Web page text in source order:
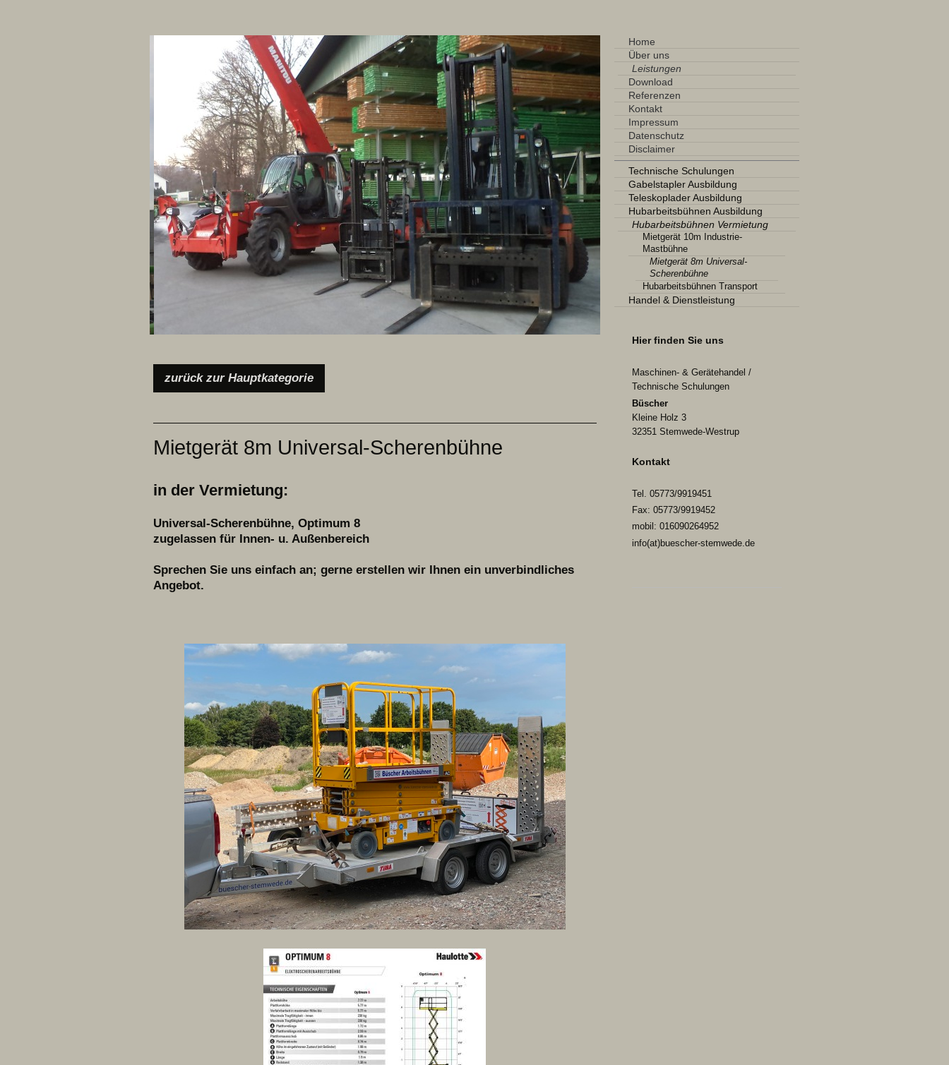
zurück zur Hauptkategorie
Mietgerät 8m Universal-Scherenbühne
in der Vermietung:
Universal-Scherenbühne, Optimum 8
zugelassen für Innen- u. Außenbereich
Sprechen Sie uns einfach an; gerne erstellen wir Ihnen ein unverbindliches
Angebot.
Home
Über uns
Leistungen
Download
Referenzen
Kontakt
Impressum
Datenschutz
Disclaimer
Technische Schulungen
Gabelstapler Ausbildung
Teleskoplader Ausbildung
Hubarbeitsbühnen Ausbildung
Hubarbeitsbühnen Vermietung
Mietgerät 10m Industrie-
Mastbühne
Mietgerät 8m Universal-
Scherenbühne
Hubarbeitsbühnen Transport
Handel & Dienstleistung
Hier finden Sie uns
Maschinen- & Gerätehandel /
Technische Schulungen
Büscher
Kleine Holz 3
32351 Stemwede-Westrup
Kontakt
Tel. 05773/9919451
Fax: 05773/9919452
mobil: 016090264952
info(at)buescher-stemwede.de